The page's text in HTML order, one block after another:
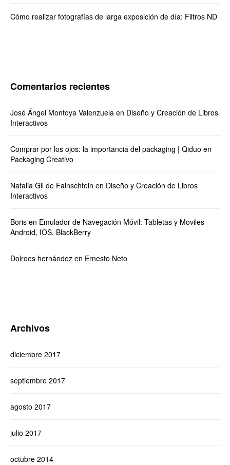
Cómo realizar fotografías de larga exposición de día: Filtros ND
Comentarios recientes
José Ángel Montoya Valenzuela en Diseño y Creación de Libros
Interactivos
Comprar por los ojos: la importancia del packaging | Qiduo en
Packaging Creativo
Natalia Gil de Fainschtein en Diseño y Creación de Libros
Interactivos
Boris en Emulador de Navegación Móvil: Tabletas y Moviles
Android, IOS, BlackBerry
Dolroes hernández en Ernesto Neto
Archivos
diciembre 2017
septiembre 2017
agosto 2017
julio 2017
octubre 2014